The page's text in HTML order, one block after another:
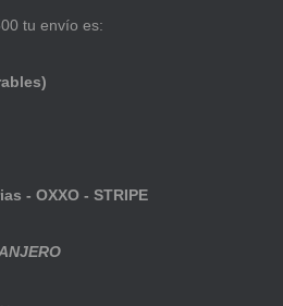
tu envío es:
- OXXO - STRIPE